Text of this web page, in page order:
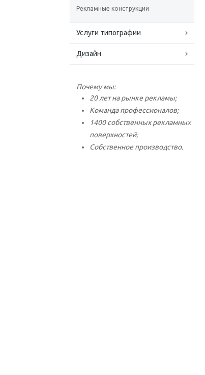
Рекламные конструкции
Услуги типографии
Дизайн
Почему мы:
20 лет на рынке рекламы;
Команда профессионалов;
1400 собственных рекламных
поверхностей;
Собственное производство.